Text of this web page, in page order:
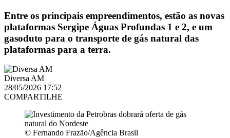
Entre os principais empreendimentos, estão as novas
plataformas Sergipe Águas Profundas 1 e 2, e um
gasoduto para o transporte de gás natural das
plataformas para a terra.
Diversa AM
28/05/2026 17:52
COMPARTILHE
© Fernando Frazão/Agência Brasil